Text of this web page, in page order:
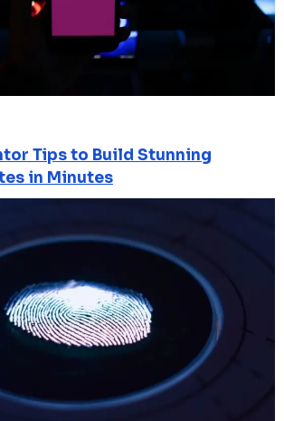
Tips to Build Stunning
in Minutes